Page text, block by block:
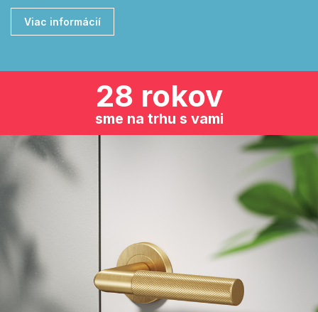
Viac informácií
28 rokov
sme na trhu s vami